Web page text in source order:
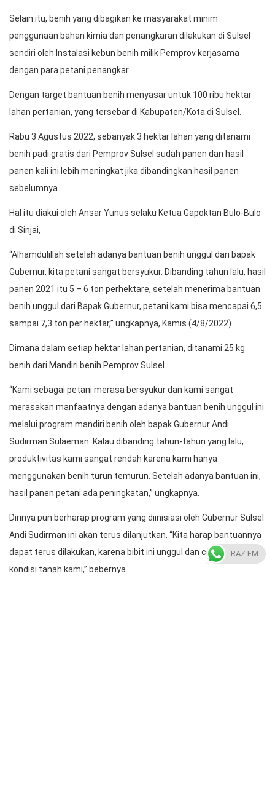
Selain itu, benih yang dibagikan ke masyarakat minim
penggunaan bahan kimia dan penangkaran dilakukan di Sulsel
sendiri oleh Instalasi kebun benih milik Pemprov kerjasama
dengan para petani penangkar.
Dengan target bantuan benih menyasar untuk 100 ribu hektar
lahan pertanian, yang tersebar di Kabupaten/Kota di Sulsel.
Rabu 3 Agustus 2022, sebanyak 3 hektar lahan yang ditanami
benih padi gratis dari Pemprov Sulsel sudah panen dan hasil
panen kali ini lebih meningkat jika dibandingkan hasil panen
sebelumnya.
Hal itu diakui oleh Ansar Yunus selaku Ketua Gapoktan Bulo-Bulo
di Sinjai,
“Alhamdulillah setelah adanya bantuan benih unggul dari bapak
Gubernur, kita petani sangat bersyukur. Dibanding tahun lalu, hasil
panen 2021 itu 5 – 6 ton perhektare, setelah menerima bantuan
benih unggul dari Bapak Gubernur, petani kami bisa mencapai 6,5
sampai 7,3 ton per hektar,” ungkapnya, Kamis (4/8/2022).
Dimana dalam setiap hektar lahan pertanian, ditanami 25 kg
benih dari Mandiri benih Pemprov Sulsel.
“Kami sebagai petani merasa bersyukur dan kami sangat
merasakan manfaatnya dengan adanya bantuan benih unggul ini
melalui program mandiri benih oleh bapak Gubernur Andi
Sudirman Sulaeman. Kalau dibanding tahun-tahun yang lalu,
produktivitas kami sangat rendah karena kami hanya
menggunakan benih turun temurun. Setelah adanya bantuan ini,
hasil panen petani ada peningkatan,” ungkapnya.
Dirinya pun berharap program yang diinisiasi oleh Gubernur Sulsel
Andi Sudirman ini akan terus dilanjutkan. “Kita harap bantuannya
dapat terus dilakukan, karena bibit ini unggul dan cocok dengan
kondisi tanah kami,” bebernya.
RAZ FM